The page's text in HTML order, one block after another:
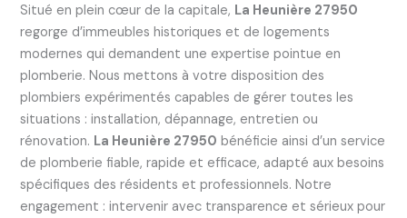
Situé en plein cœur de la capitale, La Heunière 27950
regorge d’immeubles historiques et de logements
modernes qui demandent une expertise pointue en
plomberie. Nous mettons à votre disposition des
plombiers expérimentés capables de gérer toutes les
situations : installation, dépannage, entretien ou
rénovation. La Heunière 27950 bénéficie ainsi d’un service
de plomberie fiable, rapide et efficace, adapté aux besoins
spécifiques des résidents et professionnels. Notre
engagement : intervenir avec transparence et sérieux pour